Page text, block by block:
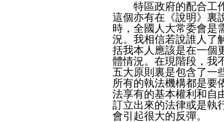
特區政府的配合工作
這個亦有在《說明》裏
時，全國人大常委會是
況。我相信若說誰人了
括我本人應該是在一個
體情況。在現階段，我
五大原則裏是包含了一
所有的執法機構都是要
法享有的基本權利和自
訂立出來的法律或是執
會引起很大的反彈。